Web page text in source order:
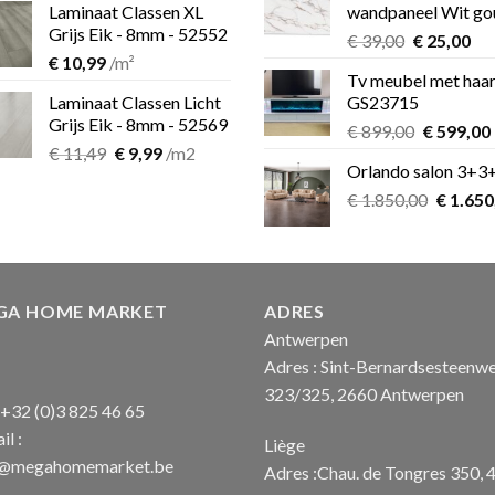
Laminaat Classen XL
Grijs Eik - 8mm - 52552
€ 10,99 /m²
Laminaat Classen Licht
Grijs Eik - 8mm - 52569
€11,49 Oorspronkelijke
€9,99Huidige
/m2
€ 349,00.
wandpaneel Wit
€39,00
was:
€ 39,00.
€25,00
is:
Tv meubel met
GS23715
€899,00
was:
€ 899,00.
€599,00
Orlando salon
€1.850,00
€
€
HOME MARKET
(0)3 825 46 65
:
ADRES
Antwerpen
Adres : Sint-
323/325, 2660 Antwerpen
Liège
Adres :Chau. de Tongres 350,